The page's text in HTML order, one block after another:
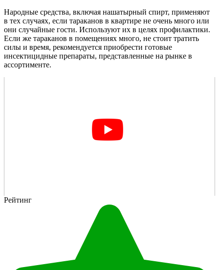
Народные средства, включая нашатырный спирт, применяют
в тех случаях, если тараканов в квартире не очень много или
они случайные гости. Используют их в целях профилактики.
Если же тараканов в помещениях много, не стоит тратить
силы и время, рекомендуется приобрести готовые
инсектицидные препараты, представленные на рынке в
ассортименте.
Рейтинг